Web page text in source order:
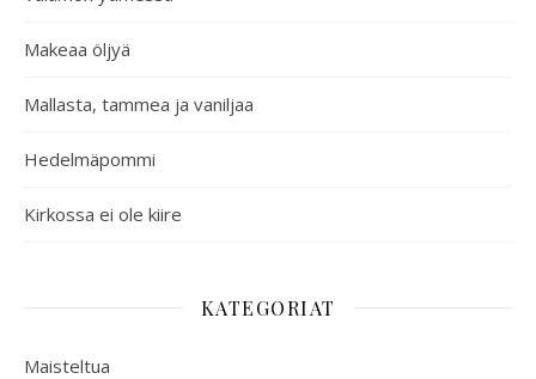
Makeaa öljyä
Mallasta, tammea ja vaniljaa
Hedelmäpommi
Kirkossa ei ole kiire
KATEGORIAT
Maisteltua